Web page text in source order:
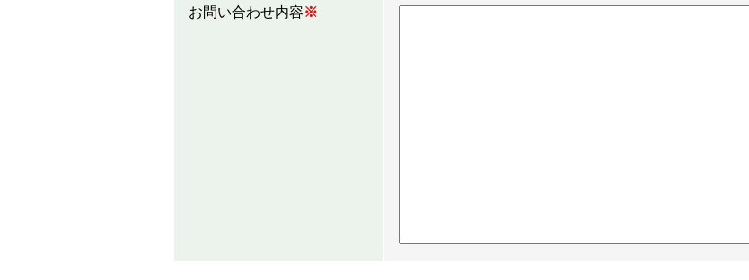
お問い合わせ内容※